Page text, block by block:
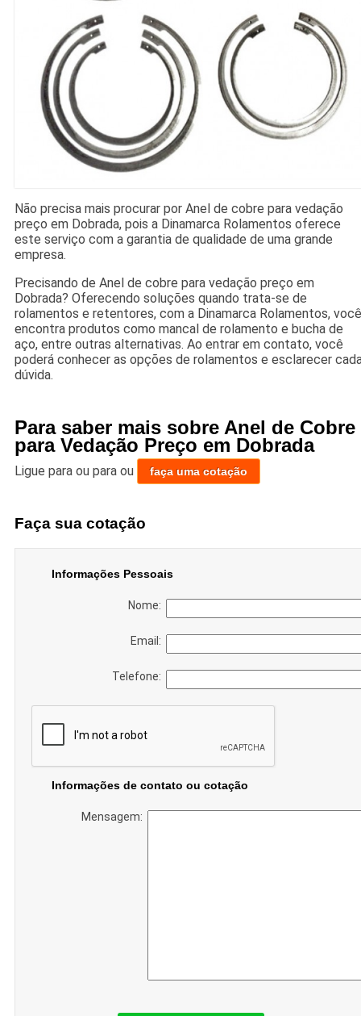
Não precisa mais procurar por Anel de cobre para vedação
preço em Dobrada, pois a Dinamarca Rolamentos oferece
este serviço com a garantia de qualidade de uma grande
empresa.
Precisando de Anel de cobre para vedação preço em
Dobrada? Oferecendo soluções quando trata-se de
rolamentos e retentores, com a Dinamarca Rolamentos, você
encontra produtos como mancal de rolamento e bucha de
aço, entre outras alternativas. Ao entrar em contato, você
poderá conhecer as opções de rolamentos e esclarecer
dúvida.
Para saber mais sobre Anel de Cobre
para Vedação Preço em Dobrada
Ligue para ou para ou faça uma cotação
Faça sua cotação
Informações Pessoais
Nome:
Email:
Telefone:
Informações de contato ou cotação
Mensagem: